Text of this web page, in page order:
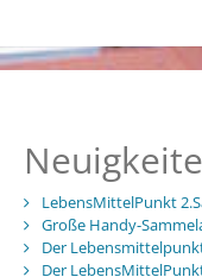
LebensMittelPunkt
Große Handy-
Der
Der